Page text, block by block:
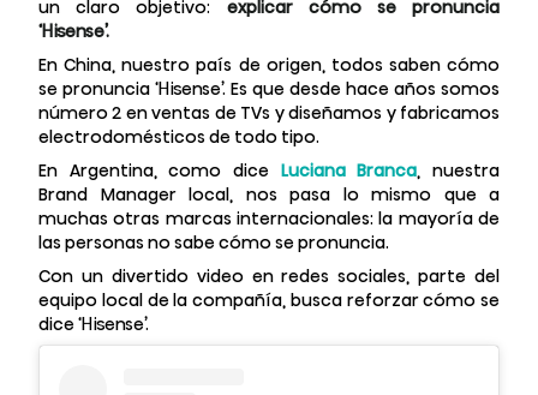
un claro objetivo: explicar cómo se pronuncia
‘Hisense’.
En China, nuestro país de origen, todos saben cómo
se pronuncia ‘Hisense’. Es que desde hace años somos
número 2 en ventas de TVs y diseñamos y fabricamos
electrodomésticos de todo tipo.
En Argentina, como dice Luciana Branca, nuestra
Brand Manager local, nos pasa lo mismo que a
muchas otras marcas internacionales: la mayoría de
las personas no sabe cómo se pronuncia.
Con un divertido video en redes sociales, parte del
equipo local de la compañía, busca reforzar cómo se
dice ‘Hisense’.